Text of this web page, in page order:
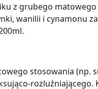
z grubego matowego
wanilii i cynamonu
stosowania (np.
rozluźniającego.